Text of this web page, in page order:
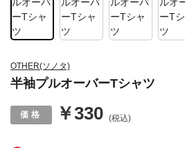
OTHER(ソノタ)
半袖プルオーバーTシャツ
￥330 (税込)